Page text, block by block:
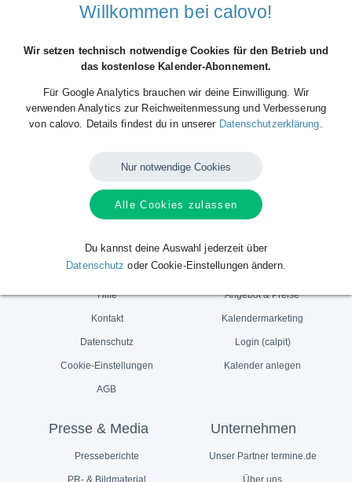
DERFREUNDESKREISAKTIV
Mehr Details einblenden
Tweet
Weiterleiten
Service
Hilfe
Kontakt
Datenschutz
Cookie-Einstellungen
AGB
Für Anbieter
Angebot & Preise
Kalendermarketing
Login (calpit)
Kalender anlegen
Presse & Media
Presseberichte
PR- & Bildmaterial
Unternehmen
Unser Partner termine.de
Über uns
Willkommen bei calovo!
Wir setzen technisch notwendige Cookies für den Betrieb und
das kostenlose Kalender-Abonnement.
Für Google Analytics brauchen wir deine Einwilligung. Wir
verwenden Analytics zur Reichweitenmessung und Verbesserung
von calovo. Details findest du in unserer Datenschutzerklärung
Nur notwendige Cookies
Alle Cookies zulassen
Du kannst deine Auswahl jederzeit über
Datenschutz oder Cookie-Einstellungen ändern.